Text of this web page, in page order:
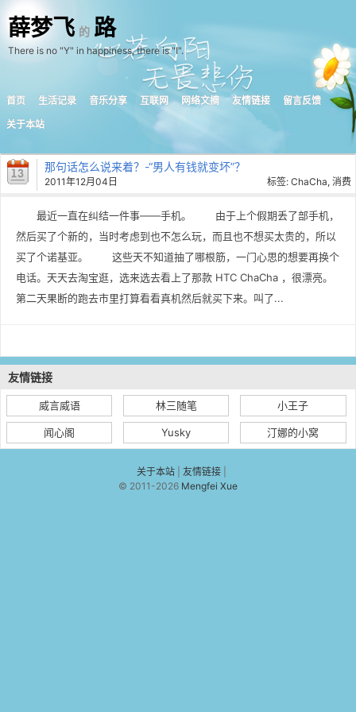
薛梦飞 的 路
There is no "Y" in happiness, there is "I".
首页 生活记录 音乐分享 互联网 网络文摘 友情链接
留言反馈
关于本站
那句话怎么说来着？-“男人有钱就变坏”？
2011年12月04日 标签: ChaCha, 消费
最近一直在纠结一件事——手机。 由于上个假期丢了部手机，
然后买了个新的，当时考虑到也不怎么玩，而且也不想买太贵的，所以
买了个诺基亚。 这些天不知道抽了哪根筋，一门心思的想要再换个
电话。天天去淘宝逛，选来选去看上了那款 HTC ChaCha ，很漂亮。
第二天果断的跑去市里打算看看真机然后就买下来。叫了...
友情链接
威言威语 林三随笔 小王子
闻心阁 Yusky 汀娜的小窝
关于本站 友情链接
© 2011-2026 Mengfei Xue